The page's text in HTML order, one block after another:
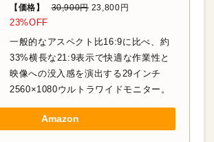
【価格】
30,900円 23,800円
23%OFF
一般的なアスペクト比16:9に比べ、約
33%横長な21:9表示で快適な作業性と
映像への没入感を演出する29インチ
2560×1080ウルトラワイドモニター。
Amazon